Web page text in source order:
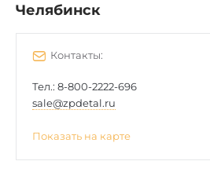
Челябинск
Контакты:
Тел.: 8-800-2222-696
sale@zpdetal.ru
Показать на карте